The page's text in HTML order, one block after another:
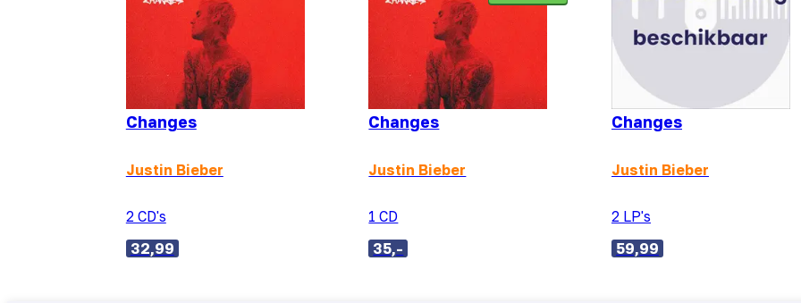
Changes
Justin Bieber
2 CD's
32,99
Changes
Justin Bieber
1 CD
35,-
Changes
Justin Bieber
2 LP's
59,99